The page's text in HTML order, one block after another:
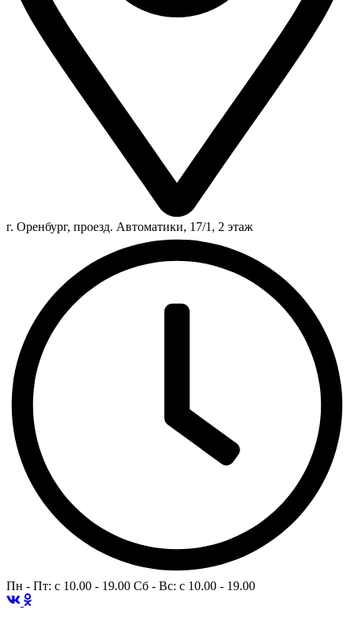
г. Оренбург, проезд. Автоматики, 17/1, 2 этаж
Пн - Пт: c 10.00 - 19.00 Сб - Вс: c 10.00 - 19.00